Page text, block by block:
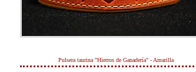
Pulsera taurina "Hierros de Ganadería" - Amarilla